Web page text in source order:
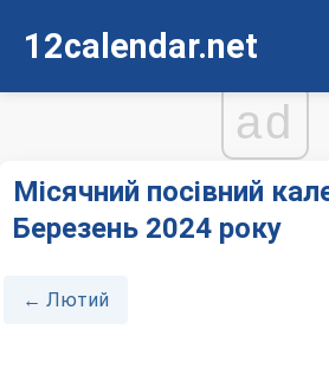
12calendar.net
ad
Місячний посівний
Березень 2024 року
← Лютий